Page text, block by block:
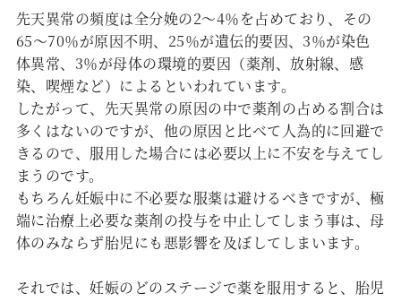
先天異常の頻度は全分娩の2～4％を占めており、その
65～70％が原因不明、25％が遺伝的要因、3％が染色
体異常、3％が母体の環境的要因（薬剤、放射線、感
染、喫煙など）によるといわれています。
したがって、先天異常の原因の中で薬剤の占める割合は
多くはないのですが、他の原因と比べて人為的に回避で
きるので、服用した場合には必要以上に不安を与えてし
まうのです。
もちろん妊娠中に不必要な服薬は避けるべきですが、極
端に治療上必要な薬剤の投与を中止してしまう事は、母
体のみならず胎児にも悪影響を及ぼしてしまいます。
それでは、妊娠のどのステージで薬を服用すると、胎児